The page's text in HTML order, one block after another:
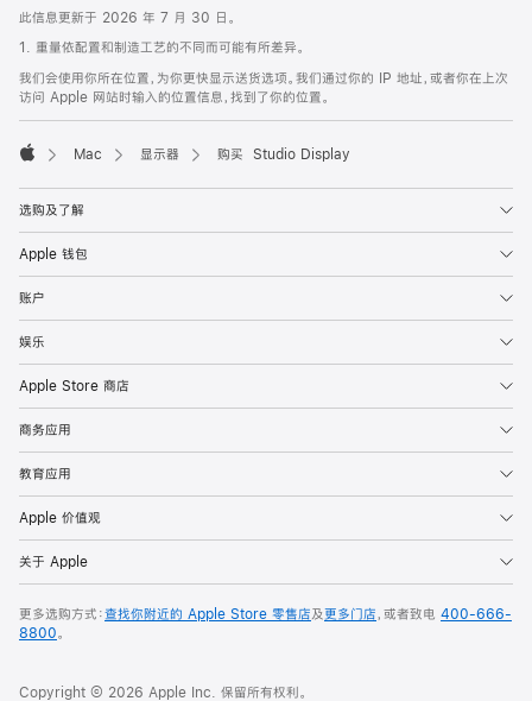
此信息更新于 2026 年 7 月 30 日。
1. 重量依配置和制造工艺的不同而可能有所差异。
我们会使用你所在位置，为你更快显示送货选项。我们通过你的 IP 地址，或者你在上次
访问 Apple 网站时输入的位置信息，找到了你的位置。
Mac 显示器 购买 Studio Display
选购及了解
Apple 钱包
账户
娱乐
Apple Store 商店
商务应用
教育应用
Apple 价值观
关于 Apple
更多选购方式：查找你附近的 Apple Store 零售店及更多门店，或者致电 400-666-
8800。
Copyright © 2026 Apple Inc. 保留所有权利。